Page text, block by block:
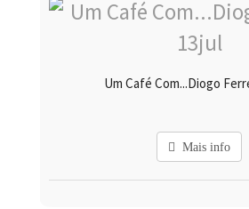
Um Café Com...Diogo
Mais info